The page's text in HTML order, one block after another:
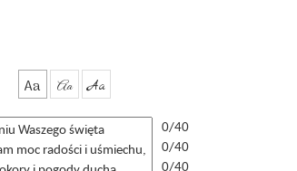
Aa Aa Aa
0/40
0/40
0/40